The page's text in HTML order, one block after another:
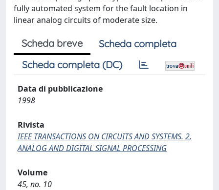
fully automated system for the fault location in
linear analog circuits of moderate size.
Scheda breve
Scheda completa
Scheda completa (DC)
Data di pubblicazione
1998
Rivista
IEEE TRANSACTIONS ON CIRCUITS AND SYSTEMS. 2,
ANALOG AND DIGITAL SIGNAL PROCESSING
Volume
45, no. 10